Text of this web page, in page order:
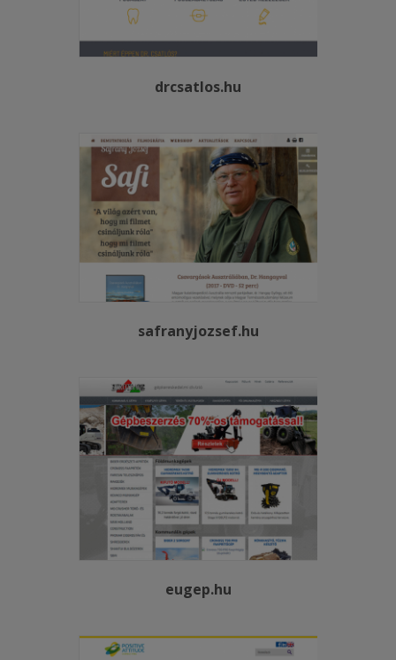
drcsatlos.hu
safranyjozsef.hu
eugep.hu